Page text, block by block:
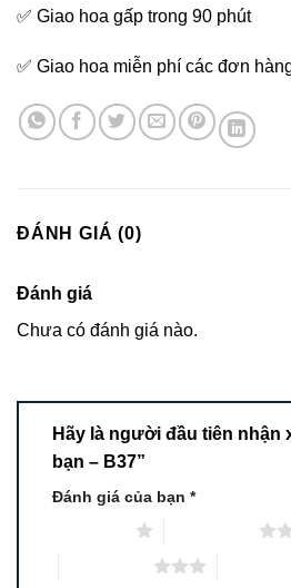
✅ Giao hoa gấp trong 90 phút
✅ Giao hoa miễn phí các đơn
ĐÁNH GIÁ (0)
Đánh giá
Chưa có đánh giá nào.
Hãy là người đầu tiên nhận
bạn – B37”
Đánh giá của bạn *